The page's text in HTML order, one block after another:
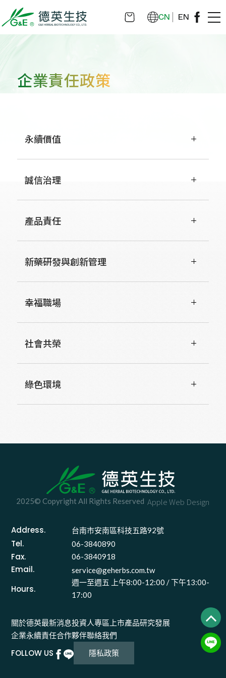
CN EN
企業責任政策
永續價值
誠信治理
產品責任
新藥研發與創新管理
幸福職場
社會共榮
綠色環境
2025© Copyright All Rights Reserved Apple Web Design
Address. 台南市安南區科技五路92號
Tel. 06-3840890
Fax. 06-3840918
Email. service@geherbs.com.tw
Hours.
週一至週五 上午8:00-12:00 / 下午13:00-
17:00
關於德英最新消息投資人專區 上市產品研究發展
企業永續責任合作夥伴聯絡我們
FOLLOW US 隱私政策